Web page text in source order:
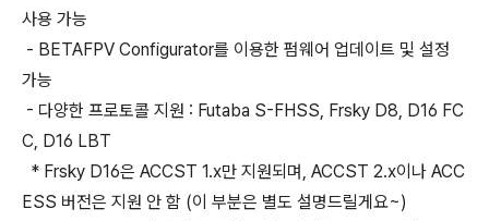
사용 가능
- BETAFPV Configurator를 이용한 펌웨어 업데이트 및 설정
가능
- 다양한 프로토콜 지원 : Futaba S-FHSS, Frsky D8, D16 FC
C, D16 LBT
* Frsky D16은 ACCST 1.x만 지원되며, ACCST 2.x이나 ACC
ESS 버전은 지원 안 함 (이 부분은 별도 설명드릴게요~)